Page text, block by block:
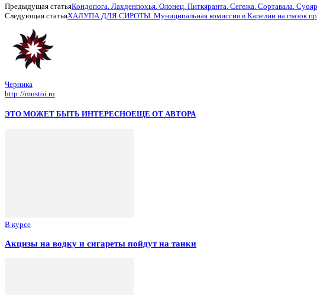
Предыдущая статьяКондопога. Лахденпохья. Олонец. Питкяранта. Сегежа. Сортавала.
Следующая статьяХАЛУПА ДЛЯ СИРОТЫ. Муниципальная комиссия в Карелии на глазок
Черника
http://mustoi.ru
ЭТО МОЖЕТ БЫТЬ ИНТЕРЕСНОЕЩЕ ОТ АВТОРА
В курсе
Акцизы на водку и сигареты пойдут на танки